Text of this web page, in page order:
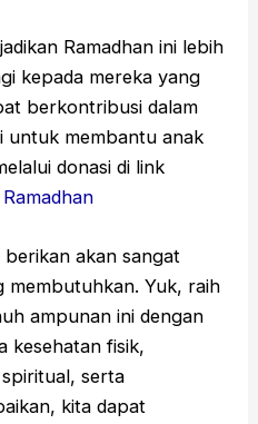
Ramadhan ini lebih
kepada mereka yang
berkontribusi dalam
untuk membantu anak
donasi di link
akan sangat
membutuhkan. Yuk, raih
ampunan ini dengan
kesehatan fisik,
serta
kita dapat